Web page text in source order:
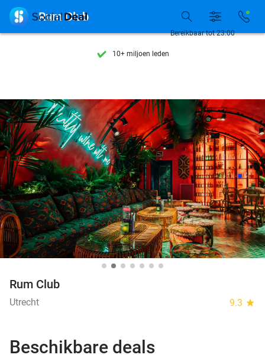
7 dagen per week beschikbaar
10+ miljoen leden
7 dagen per week beschikbaar
10+ miljoen leden
Bereikbaar tot 23:00
 Rum Club
Rum Club
Utrecht 9.3 star
Beschikbare deals